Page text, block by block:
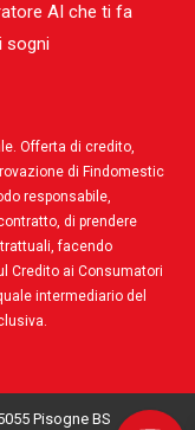
AI che ti fa
sogni
Offerta di credito,
di Findomestic
responsabile,
di prendere
facendo
Credito ai Consumatori
intermediario del
Pisogne BS